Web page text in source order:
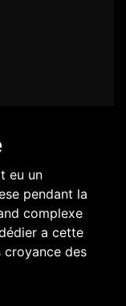
eu un
pendant la
complexe
a cette
des